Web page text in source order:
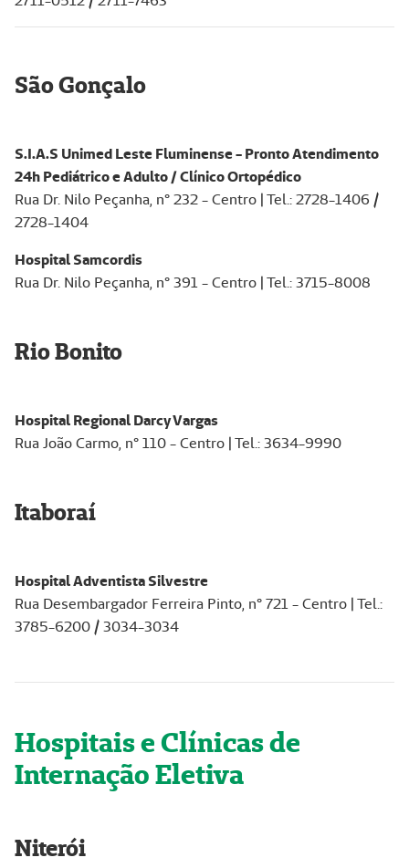
São Gonçalo
S.I.A.S Unimed Leste Fluminense - Pronto Atendimento
24h Pediátrico e Adulto / Clínico Ortopédico
Rua Dr. Nilo Peçanha, n° 232 - Centro | Tel.: 2728-1406 /
2728-1404
Hospital Samcordis
Rua Dr. Nilo Peçanha, n° 391 - Centro | Tel.: 3715-8008
Rio Bonito
Hospital Regional Darcy Vargas
Rua João Carmo, n° 110 - Centro | Tel.: 3634-9990
Itaboraí
Hospital Adventista Silvestre
Rua Desembargador Ferreira Pinto, n° 721 - Centro | Tel.:
3785-6200 / 3034-3034
Hospitais e Clínicas de
Internação Eletiva
Niterói